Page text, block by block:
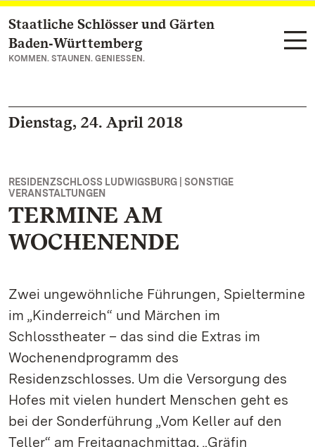
Zum Hauptinhalt springen
Staatliche Schlösser und Gärten
Baden‑Württemberg
KOMMEN. STAUNEN. GENIESSEN.
Dienstag, 24. April 2018
RESIDENZSCHLOSS LUDWIGSBURG | SONSTIGE
VERANSTALTUNGEN
TERMINE AM
WOCHENENDE
Zwei ungewöhnliche Führungen, Spieltermine
im „Kinderreich“ und Märchen im
Schlosstheater – das sind die Extras im
Wochenendprogramm des
Residenzschlosses. Um die Versorgung des
Hofes mit vielen hundert Menschen geht es
bei der Sonderführung „Vom Keller auf den
Teller“ am Freitagnachmittag. „Gräfin